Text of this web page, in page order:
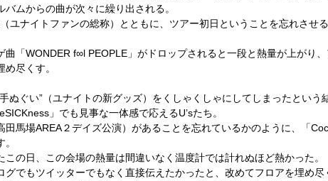
ムからの曲が次々に繰り出される。
ユナイトファンの総称）とともに、ツアー初日ということを忘れさせ
曲「WONDER f∞l PEOPLE」がドロップされると一段と熱量が上がり
尽くす。
ぬぐい”（ユナイトの新グッズ）をくしゃくしゃにしてしまったとい
」でも見事な一体感で応えるU’sたち。
田馬場AREA２デイズ公演）があることを忘れているかのように、「
の日、この会場の熱量は間違いなく温度計では計れぬほど熱かった。
グでもツイッターでもなく直接伝えたかったと、改めてフロアを埋め